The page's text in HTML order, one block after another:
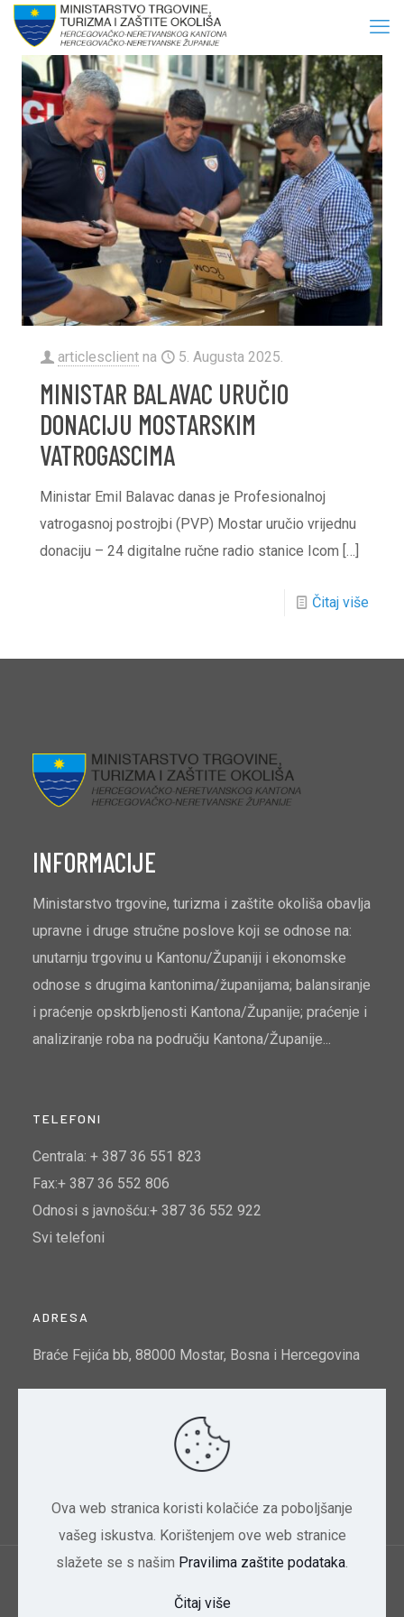
articlesclient na 5. Augusta 2025.
MINISTAR BALAVAC URUČIO
DONACIJU MOSTARSKIM
VATROGASCIMA
Ministar Emil Balavac danas je Profesionalnoj
vatrogasnoj postrojbi (PVP) Mostar uručio vrijednu
donaciju – 24 digitalne ručne radio stanice Icom […]
Čitaj više
INFORMACIJE
Ministarstvo trgovine, turizma i zaštite okoliša obavlja
upravne i druge stručne poslove koji se odnose na:
unutarnju trgovinu u Kantonu/Županiji i ekonomske
odnose s drugima kantonima/županijama; balansiranje
i praćenje opskrbljenosti Kantona/Županije; praćenje i
analiziranje roba na području Kantona/Županije...
TELEFONI
Centrala: + 387 36 551 823
Fax:+ 387 36 552 806
Odnosi s javnošću:+ 387 36 552 922
Svi telefoni
ADRESA
Braće Fejića bb, 88000 Mostar, Bosna i Hercegovina
Indeks kvalitete zraka u Mostaru:
HNK/HNŽ | 2024 Dizajn CBD
Ova web stranica koristi kolačiće za poboljšanje
vašeg iskustva. Korištenjem ove web stranice
slažete se s našim Pravilima zaštite podataka.
Čitaj više